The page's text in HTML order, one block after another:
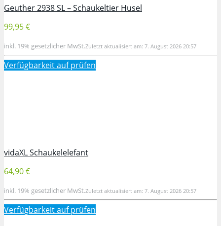
Geuther 2938 SL – Schaukeltier Husel
99,95 €
inkl. 19% gesetzlicher MwSt.Zuletzt aktualisiert am: 7. August 2026 20:57
Verfügbarkeit aufprüfen
vidaXL Schaukelelefant
64,90 €
inkl. 19% gesetzlicher MwSt.Zuletzt aktualisiert am: 7. August 2026 20:57
Verfügbarkeit aufprüfen